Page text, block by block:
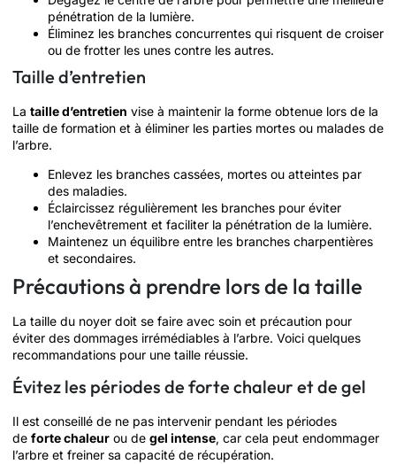
pénétration de la lumière.
Éliminez les branches concurrentes qui risquent de croiser
ou de frotter les unes contre les autres.
Taille d’entretien
La taille d’entretien vise à maintenir la forme obtenue lors de la
taille de formation et à éliminer les parties mortes ou malades de
l’arbre.
Enlevez les branches cassées, mortes ou atteintes par
des maladies.
Éclaircissez régulièrement les branches pour éviter
l’enchevêtrement et faciliter la pénétration de la lumière.
Maintenez un équilibre entre les branches charpentières
et secondaires.
Précautions à prendre lors de la taille
La taille du noyer doit se faire avec soin et précaution pour
éviter des dommages irrémédiables à l’arbre. Voici quelques
recommandations pour une taille réussie.
Évitez les périodes de forte chaleur et de gel
Il est conseillé de ne pas intervenir pendant les périodes
de forte chaleur ou de gel intense, car cela peut endommager
l’arbre et freiner sa capacité de récupération.